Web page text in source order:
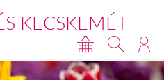
KECSKEMÉT